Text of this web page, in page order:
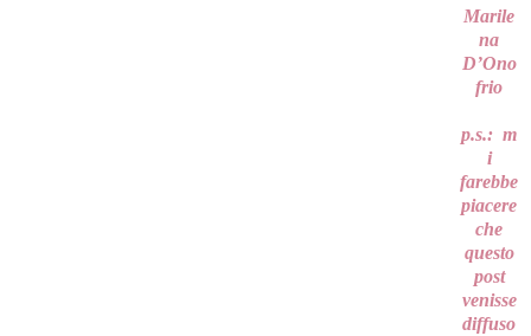
Marile
na
D’Ono
frio
p.s.: m
i
farebbe
piacere
che
questo
post
venisse
diffuso